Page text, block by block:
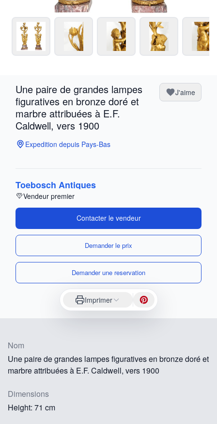
Une paire de grandes lampes
figuratives en bronze doré et
marbre attribuées à E.F.
Caldwell, vers 1900
J'aime
Expedition depuis Pays-Bas
Toebosch Antiques
Vendeur premier
Contacter le vendeur
Demander le prix
Demander une reservation
Imprimer
Nom
Une paire de grandes lampes figuratives en bronze doré et
marbre attribuées à E.F. Caldwell, vers 1900
Dimensions
Height: 71 cm